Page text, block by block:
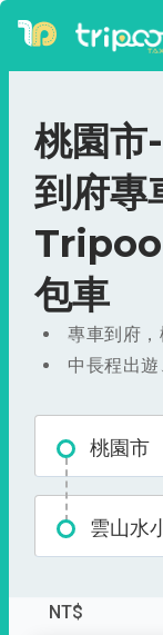
桃園市
到府專
包車
專車到府
中長程出
桃園市
雲山水
NT$